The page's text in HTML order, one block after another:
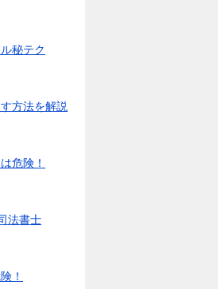
秘テク
方法を解説
危険！
法書士
！